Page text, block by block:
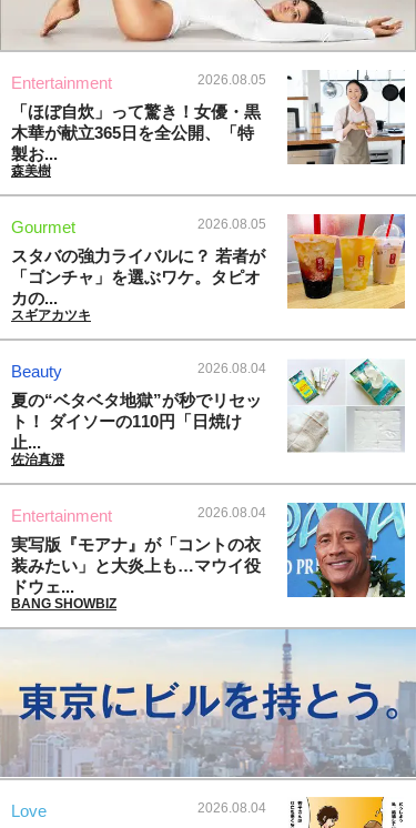
Entertainment 2026.08.05
「ほぼ自炊」って驚き！女優・黒
木華が献立365日を全公開、「特
製お...
森美樹
Gourmet 2026.08.05
スタバの強力ライバルに？ 若者が
「ゴンチャ」を選ぶワケ。タピオ
カの...
スギアカツキ
Beauty 2026.08.04
夏の“ベタベタ地獄”が秒でリセッ
ト！ ダイソーの110円「日焼け
止...
佐治真澄
Entertainment 2026.08.04
実写版『モアナ』が「コントの衣
装みたい」と大炎上も…マウイ役
ドウェ...
BANG SHOWBIZ
Love 2026.08.04